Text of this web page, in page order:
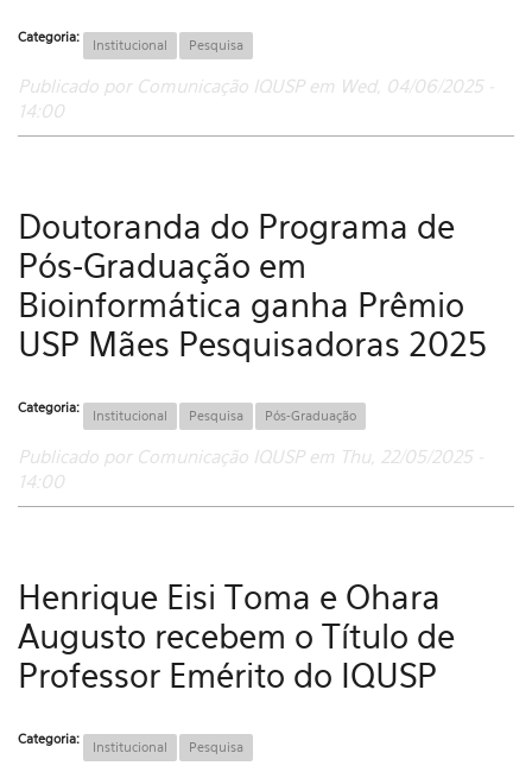
Categoria: Institucional Pesquisa
Publicado por Comunicação IQUSP em Wed, 04/06/2025 -
14:00
Doutoranda do Programa de
Pós-Graduação em
Bioinformática ganha Prêmio
USP Mães Pesquisadoras 2025
Categoria: Institucional Pesquisa Pós-Graduação
Publicado por Comunicação IQUSP em Thu, 22/05/2025 -
14:00
Henrique Eisi Toma e Ohara
Augusto recebem o Título de
Professor Emérito do IQUSP
Categoria: Institucional Pesquisa